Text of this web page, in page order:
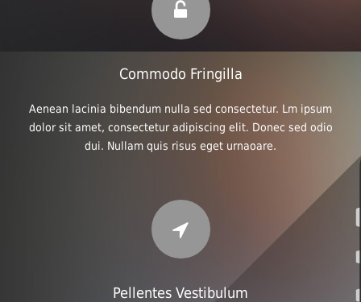
Commodo Fringilla
Aenean lacinia bibendum nulla sed consectetur. Lm ipsum
dolor sit amet, consectetur adipiscing elit. Donec sed odio
dui. Nullam quis risus eget urnaoare.
Pellentes Vestibulum